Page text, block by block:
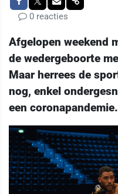
0 reacties
Afgelopen weekend
de wedergeboorte
Maar herrees de
nog, enkel
een coronapandemie.